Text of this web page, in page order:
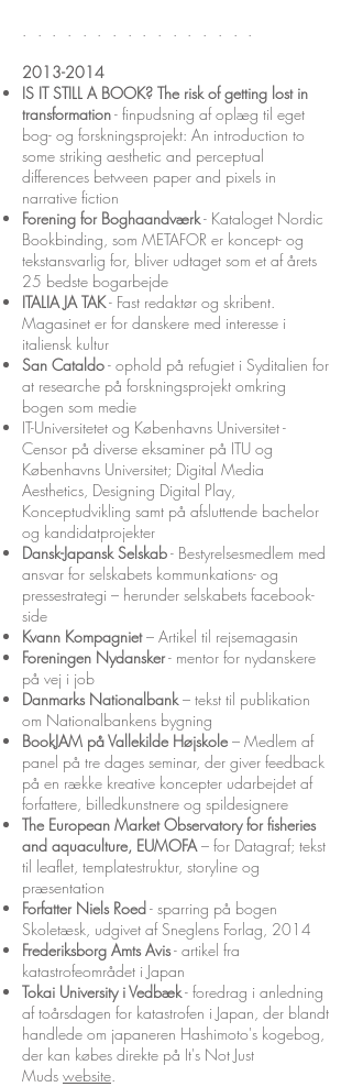
. . . . . . . . . . . . . . . .
2013-2014
IS IT STILL A BOOK? The risk of getting lost in
transformation- finpudsning af oplæg til eget
bog- og forskningsprojekt: An introduction to
some striking aesthetic and perceptual
differences between paper and pixels in
narrative fiction
Forening for Boghaandværk- Kataloget Nordic
Bookbinding, som METAFOR er koncept- og
tekstansvarlig for, bliver udtaget som et af årets
25 bedste bogarbejde
ITALIA JA TAK- Fast redaktør og skribent.
Magasinet er for danskere med interesse i
italiensk kultur
San Cataldo- ophold på refugiet i Syditalien for
at researche på forskningsprojekt omkring
bogen som medie
IT-Universitetet og Københavns Universitet -
Censor på diverse eksaminer på ITU og
Københavns Universitet; Digital Media
Aesthetics, Designing Digital Play,
Konceptudvikling samt på afsluttende bachelor
og kandidatprojekter
Dansk-Japansk Selskab- Bestyrelsesmedlem med
ansvar for selskabets kommunkations- og
pressestrategi – herunder selskabets facebook-
side
Kvann Kompagniet– Artikel til rejsemagasin
Foreningen Nydansker- mentor for nydanskere
på vej i job
Danmarks Nationalbank– tekst til publikation
om Nationalbankens bygning
BookJAM på Vallekilde Højskole – Medlem af
panel på tre dages seminar, der giver feedback
på en række kreative koncepter udarbejdet af
forfattere, billedkunstnere og spildesignere
The European Market Observatory for fisheries
and aquaculture, EUMOFA– for Datagraf; tekst
til leaflet, templatestruktur, storyline og
præsentation
Forfatter Niels Roed- sparring på bogen
Skoletæsk, udgivet af Sneglens Forlag, 2014
Frederiksborg Amts Avis- artikel fra
katastrofeområdet i Japan
Tokai University i Vedbæk- foredrag i anledning
af toårsdagen for katastrofen i Japan, der blandt
handlede om japaneren Hashimoto's kogebog,
der kan købes direkte på It's Not Just
Muds website.